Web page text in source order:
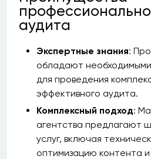
аудита
Экспертные знания:
обладают
для проведения
эффективного аудита.
Комплексный подход:
агентства предлагают
услуг, включая
оптимизацию контента